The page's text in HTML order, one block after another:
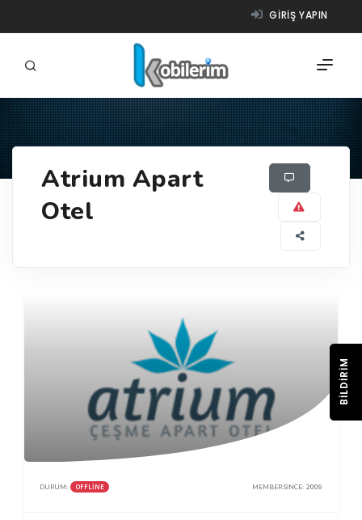
GIRIŞ YAPIN
ÜRÜNLER
Atrium Apart
Otel
DURUM: OFFLINE MEMBER SINCE: 2009
BILDIRIM